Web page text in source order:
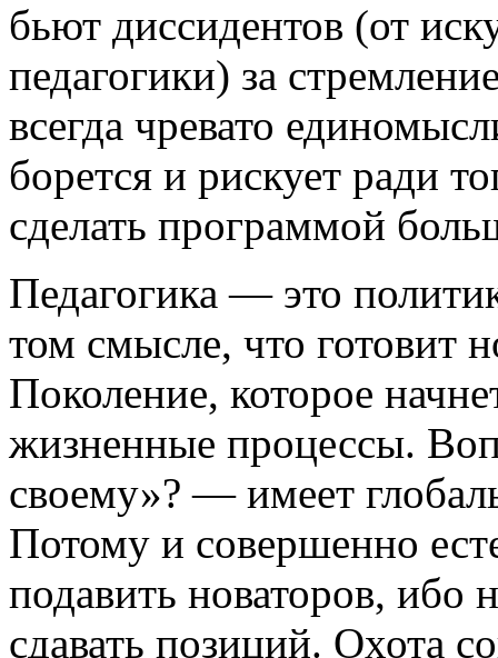
бьют диссидентов (от
педагогики) за
всегда чревато
борется и рискует ради
сделать программой
Педагогика — это
том смысле, что готовит
Поколение, которое
жизненные процессы.
своему»? — имеет
Потому и совершенно
подавить новаторов, ибо
сдавать позиций. Охота